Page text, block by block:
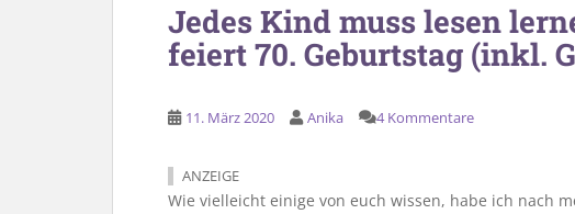
Jedes Kind muss lesen
feiert 70. Geburtstag (inkl.
11. März 2020 Anika 4 Kommentare
ANZEIGE
Wie vielleicht einige von euch wissen, habe ich nach